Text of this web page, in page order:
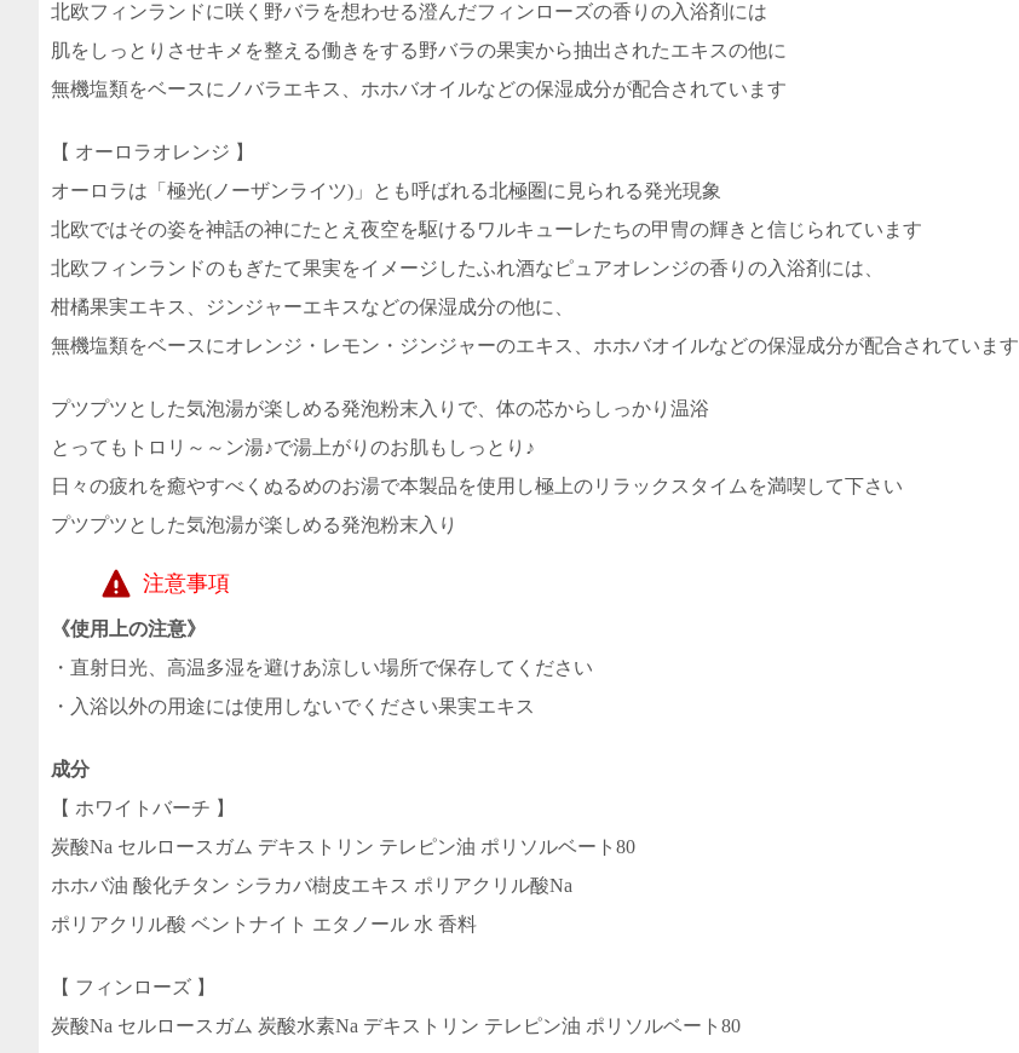
北欧フィンランドに咲く野バラを想わせる澄んだフィンローズの香りの入浴剤には
肌をしっとりさせキメを整える働きをする野バラの果実から抽出されたエキスの他に
無機塩類をベースにノバラエキス、ホホバオイルなどの保湿成分が配合されています
【 オーロラオレンジ 】
オーロラは「極光(ノーザンライツ)」とも呼ばれる北極圏に見られる発光現象
北欧ではその姿を神話の神にたとえ夜空を駆けるワルキューレたちの甲冑の輝きと信じられています
北欧フィンランドのもぎたて果実をイメージしたふれ酒なピュアオレンジの香りの入浴剤には、
柑橘果実エキス、ジンジャーエキスなどの保湿成分の他に、
無機塩類をベースにオレンジ・レモン・ジンジャーのエキス、ホホバオイルなどの保湿成分が配合されています
プツプツとした気泡湯が楽しめる発泡粉末入りで、体の芯からしっかり温浴
とってもトロリ～～ン湯♪で湯上がりのお肌もしっとり♪
日々の疲れを癒やすべくぬるめのお湯で本製品を使用し極上のリラックスタイムを満喫して下さい
プツプツとした気泡湯が楽しめる発泡粉末入り
注意事項
《使用上の注意》
・直射日光、高温多湿を避けあ涼しい場所で保存してください
・入浴以外の用途には使用しないでください果実エキス
成分
【 ホワイトバーチ 】
炭酸Na セルロースガム デキストリン テレピン油 ポリソルベート80
ホホバ油 酸化チタン シラカバ樹皮エキス ポリアクリル酸Na
ポリアクリル酸 ベントナイト エタノール 水 香料
【 フィンローズ 】
炭酸Na セルロースガム 炭酸水素Na デキストリン テレピン油 ポリソルベート80